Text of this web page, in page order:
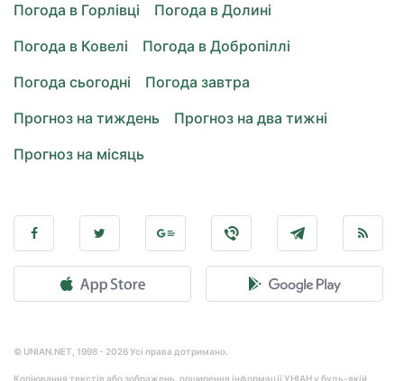
Погода в Горлівці
Погода в Долині
Погода в Ковелі
Погода в Добропіллі
Погода сьогодні
Погода завтра
Прогноз на тиждень
Прогноз на два тижні
Прогноз на місяць
© UNIAN.NET, 1998 - 2026 Усі права дотримано.
Копіювання текстів або зображень, поширення інформації УНІАН у будь-якій